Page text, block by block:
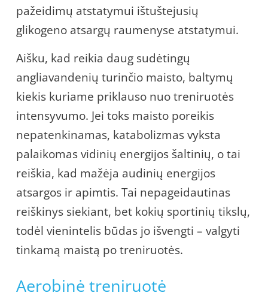
pažeidimų atstatymui ištuštejusių
glikogeno atsargų raumenyse atstatymui.
Aišku, kad reikia daug sudėtingų
angliavandenių turinčio maisto, baltymų
kiekis kuriame priklauso nuo treniruotės
intensyvumo. Jei toks maisto poreikis
nepatenkinamas, katabolizmas vyksta
palaikomas vidinių energijos šaltinių, o tai
reiškia, kad mažėja audinių energijos
atsargos ir apimtis. Tai nepageidautinas
reiškinys siekiant, bet kokių sportinių tikslų,
todėl vienintelis būdas jo išvengti – valgyti
tinkamą maistą po treniruotės.
Aerobinė treniruotė